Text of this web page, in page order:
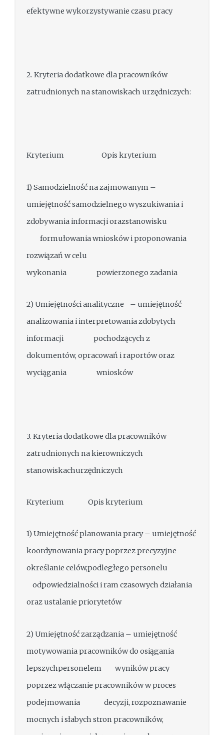
efektywne wykorzystywanie czasu pracy
2. Kryteria dodatkowe dla pracowników
zatrudnionych na stanowiskach urzędniczych:
Kryterium Opis kryterium
1) Samodzielność na zajmowanym –
umiejętność samodzielnego wyszukiwania i
zdobywania informacji orazstanowisku
formułowania wniosków i proponowania
rozwiązań w celu
wykonania powierzonego zadania
2) Umiejętności analityczne – umiejętność
analizowania i interpretowania zdobytych
informacji pochodzących z
dokumentów, opracowań i raportów oraz
wyciągania wniosków
3. Kryteria dodatkowe dla pracowników
zatrudnionych na kierowniczych
stanowiskachurzędniczych
Kryterium Opis kryterium
1) Umiejętność planowania pracy – umiejętność
koordynowania pracy poprzez precyzyjne
określanie celów,podległego personelu
odpowiedzialności i ram czasowych działania
oraz ustalanie priorytetów
2) Umiejętność zarządzania – umiejętność
motywowania pracowników do osiągania
lepszychpersonelem wyników pracy
poprzez włączanie pracowników w proces
podejmowania decyzji, rozpoznawanie
mocnych i słabych stron pracowników,